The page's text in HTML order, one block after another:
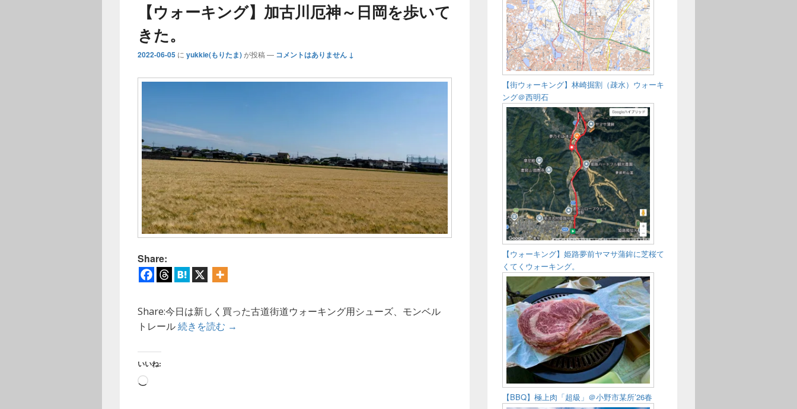
【ウォーキング】加古川厄神～日岡を歩いて
きた。
2022-06-05 に yukkie(もりたま)が投稿 — コメントはありません ↓
Share:
Share:今日は新しく買った古道街道ウォーキング用シューズ、モンベル
トレール続きを読む 【ウォーキング】加古川厄神～日岡を歩いてきた。
→
いいね:
読
【街ウォーキング】林崎掘割（疎水）ウォーキ
ング＠西明石
【ウォーキング】姫路夢前ヤマサ蒲鉾に芝桜て
くてくウォーキング。
【BBQ】極上肉「超級」＠小野市某所’26春